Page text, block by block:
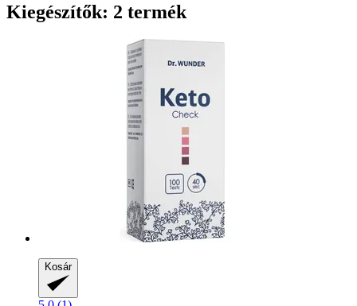
Kiegészítők: 2 termék
Kosár